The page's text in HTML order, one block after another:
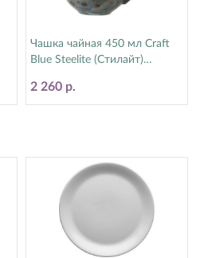
Чашка чайная 450 мл Craft
Blue Steelite (Стилайт)
2 260 р.